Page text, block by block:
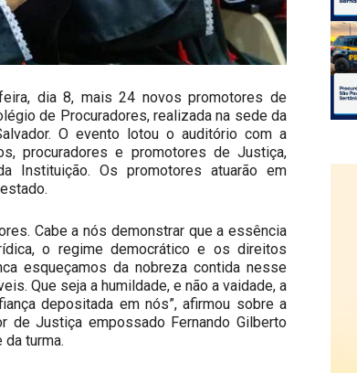
dia 8, mais 24 novos promotores de
de Procuradores, realizada na sede da
O evento lotou o auditório com a
procuradores e promotores de Justiça,
Instituição. Os promotores atuarão em
Cabe a nós demonstrar que a essência
o regime democrático e os direitos
esqueçamos da nobreza contida nesse
Que seja a humildade, e não a vaidade, a
depositada em nós”, afirmou sobre a
Justiça empossado Fernando Gilberto
turma.